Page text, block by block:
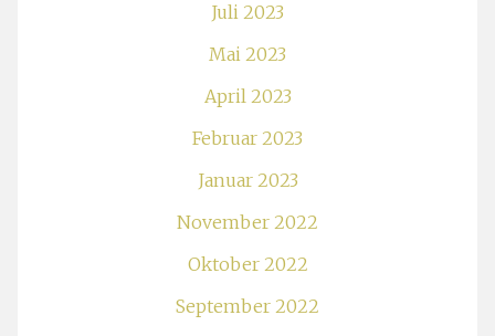
Juli 2023
Mai 2023
April 2023
Februar 2023
Januar 2023
November 2022
Oktober 2022
September 2022